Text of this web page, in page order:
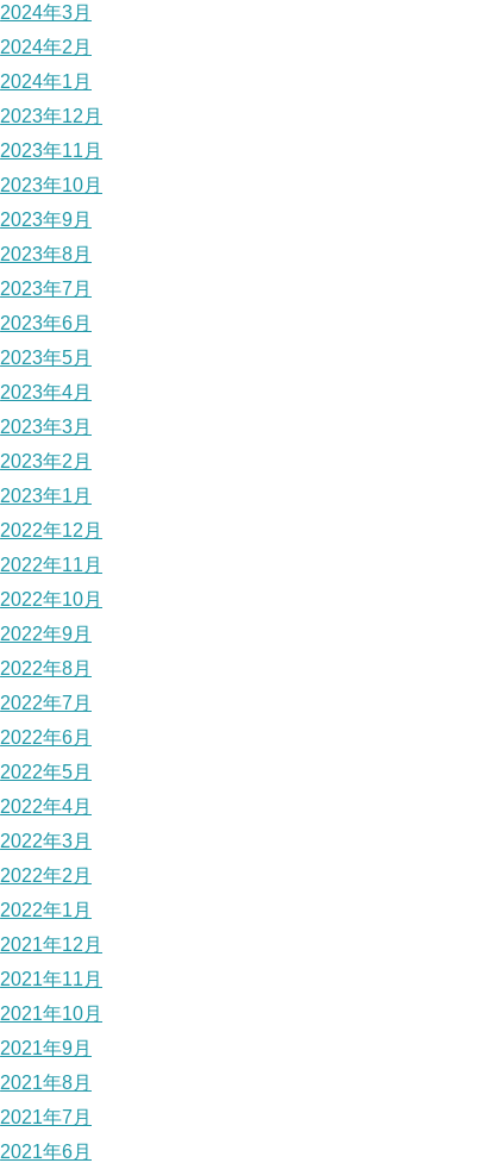
2024年3月
2024年2月
2024年1月
2023年12月
2023年11月
2023年10月
2023年9月
2023年8月
2023年7月
2023年6月
2023年5月
2023年4月
2023年3月
2023年2月
2023年1月
2022年12月
2022年11月
2022年10月
2022年9月
2022年8月
2022年7月
2022年6月
2022年5月
2022年4月
2022年3月
2022年2月
2022年1月
2021年12月
2021年11月
2021年10月
2021年9月
2021年8月
2021年7月
2021年6月